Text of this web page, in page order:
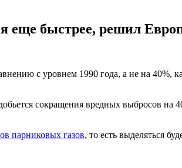
еще быстрее, решил
с уровнем 1990 года, а не на
сокращения вредных выбросов на
парниковых газов, то есть выделяться